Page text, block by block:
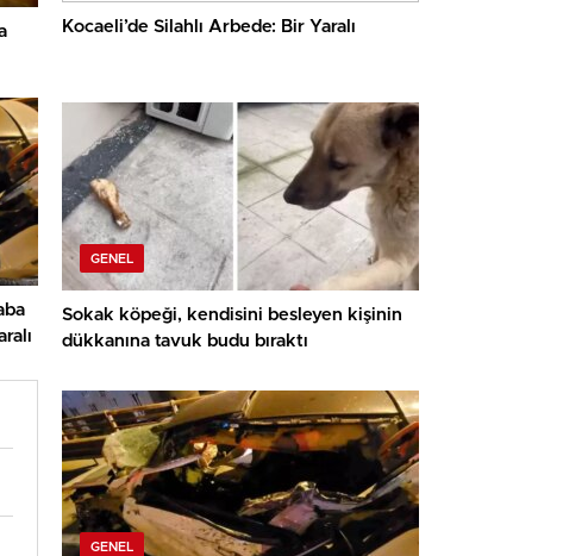
Kocaeli’de Silahlı Arbede: Bir Yaralı
GENEL
Sokak köpeği, kendisini besleyen kişinin
dükkanına tavuk budu bıraktı
GENEL